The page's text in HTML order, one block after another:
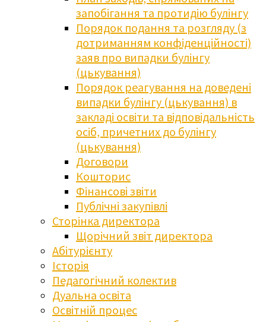
запобігання та протидію булінгу
Порядок подання та розгляду (з
дотриманням конфіденційності)
заяв про випадки булінгу
(цькування)
Порядок реагування на доведені
випадки булінгу (цькування) в
закладі освіти та відповідальність
осіб, причетних до булінгу
(цькування)
Договори
Кошторис
Фінансові звіти
Публічні закупівлі
Сторінка директора
Щорічний звіт директора
Абітурієнту
Історія
Педагогічний колектив
Дуальна освіта
Освітній процес